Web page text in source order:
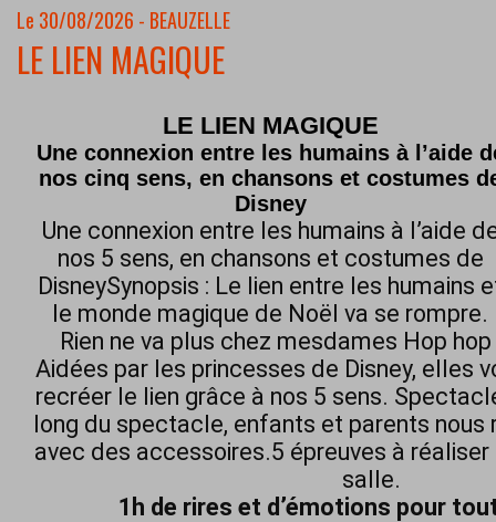
Le 30/08/2026 - BEAUZELLE
LE LIEN MAGIQUE
LE LIEN MAGIQUE
Une connexion entre les humains à l’aide
nos cinq sens, en chansons et costumes
Disney
Une connexion entre les humains à l’aide
nos 5 sens, en chansons et costumes de
DisneySynopsis : Le lien entre les humains
le monde magique de Noël va se rompre.
Rien ne va plus chez mesdames Hop
Aidées par les princesses de Disney, elles
recréer le lien grâce à nos 5 sens.
long du spectacle, enfants et parents nous
avec des accessoires.5 épreuves à
salle.
1h de rires et d’émotions pour